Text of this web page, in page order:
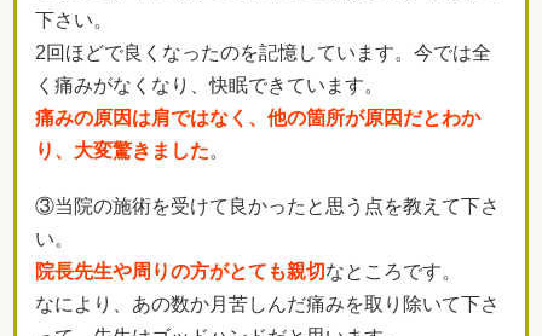
下さい。
2回ほどで良くなったのを記憶しています。今では全
く痛みがなくなり、快眠できています。
痛みの原因は肩ではなく、他の箇所が原因だとわか
り、大変驚きました。
③当院の施術を受けて良かったと思う点を教えて下さ
い。
院長先生や周りの方がとても親切なところです。
なにより、あの数か月苦しんだ痛みを取り除いて下さ